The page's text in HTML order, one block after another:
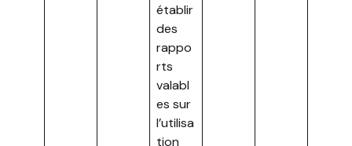
établir
des
rappo
rts
valabl
es sur
l’utilisa
tion